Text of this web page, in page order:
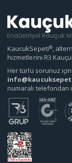
KaucukSepeti®,
hizmetlerini R3
Her türlü sorunuz
numaralı telefondan